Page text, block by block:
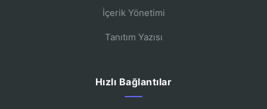
İçerik Yönetimi
Tanıtım Yazısı
Hızlı Bağlantılar